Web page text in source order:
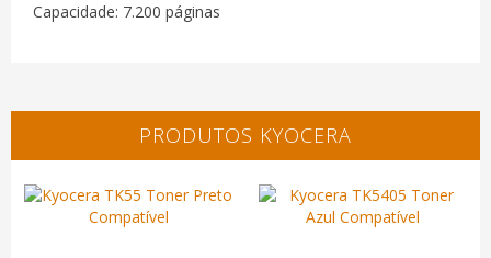
Capacidade: 7.200 páginas
PRODUTOS KYOCERA